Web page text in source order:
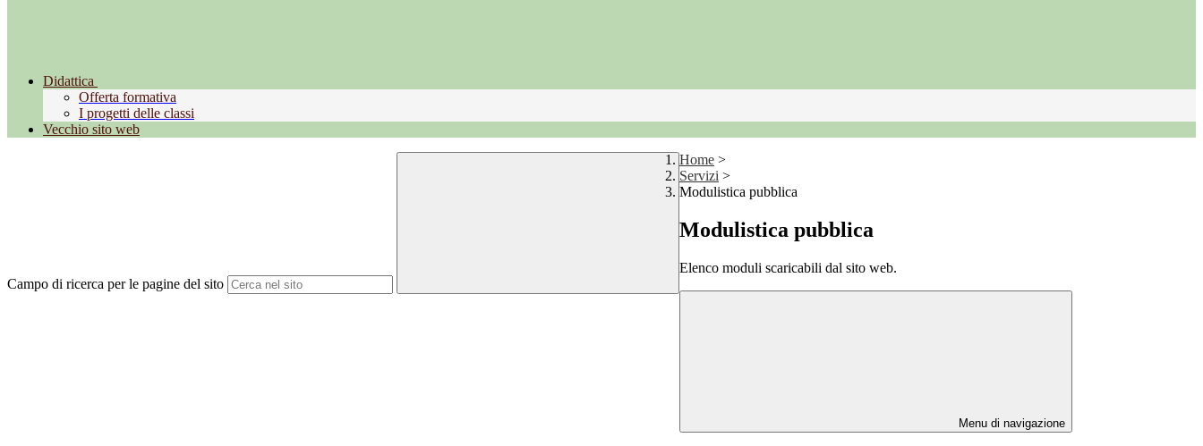
Didattica
Offerta formativa
I progetti delle classi
Vecchio sito web
Campo di ricerca per le pagine del sito
Home >
Servizi >
Modulistica pubblica
Modulistica pubblica
Elenco moduli scaricabili dal sito web.
Menu di navigazione